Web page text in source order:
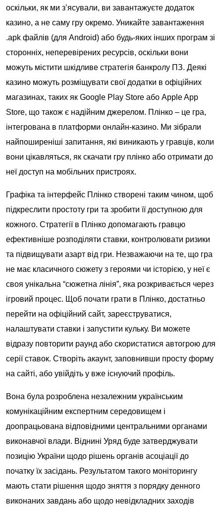
оскільки, як ми з’ясували, ви завантажуєте додаток
казино, а не саму гру окремо. Уникайте завантаження
.apk файлів (для Android) або будь-яких інших програм зі
сторонніх, неперевірених ресурсів, оскільки вони
можуть містити шкідливе стратегія банкролу ПЗ. Деякі
казино можуть розміщувати свої додатки в офіційних
магазинах, таких як Google Play Store або Apple App
Store, що також є надійним джерелом. Плінко – це гра,
інтегрована в платформи онлайн-казино. Ми зібрали
найпоширеніші запитання, які виникають у гравців, коли
вони цікавляться, як скачати гру плінко або отримати до
неї доступ на мобільних пристроях.
Графіка та інтерфейс Плінко створені таким чином, щоб
підкреслити простоту гри та зробити її доступною для
кожного. Стратегії в Плінко допомагають гравцю
ефективніше розподіляти ставки, контролювати ризики
та підвищувати азарт від гри. Незважаючи на те, що гра
не має класичного сюжету з героями чи історією, у неї є
своя унікальна “сюжетна лінія”, яка розкривається через
ігровий процес. Щоб почати грати в Плінко, достатньо
перейти на офіційний сайт, зареєструватися,
налаштувати ставки і запустити кульку. Ви можете
відразу повторити раунд або скористатися автогрою для
серії ставок. Створіть акаунт, заповнивши просту форму
на сайті, або увійдіть у вже існуючий профіль.
Вона була розроблена незалежним українським
комунікаційним експертним середовищем і
доопрацьована відповідними центральними органами
виконавчої влади. Віднині Уряд буде затверджувати
позицію України щодо рішень органів асоціації до
початку їх засідань. Результатом такого моніторингу
мають стати рішення щодо зняття з порядку денного
виконаних завдань або щодо невідкладних заходів